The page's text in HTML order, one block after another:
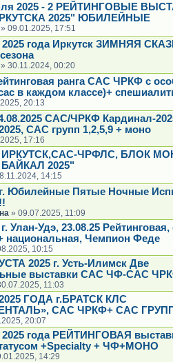
2025 - 2 РЕЙТИНГОВЫЕ
2025" ЮБИЛЕЙНЫЕ
09.01.2025, 17:51
2025 года Иркутск ЗИМНЯЯ
30.11.2024, 00:20
ранга САС ЧРКФ с
в каждом классе)+
20:13
САС/ЧРКФ Кардинал-
САС групп 1,2,5,9 + моно
17:16
ИРКУТСК,САС-ЧРФЛС, БЛОК
2025"
14:15
Юбилейные Пятые Ночные
» 09.07.2025, 11:09
Улан-Удэ, 23.08.25
национальная, Чемпион Феде
10:15
2025 г. Усть-Илимск Две
выставки САС ЧФ-САС
11:03
ГОДА г.БРАТСК КЛС
САС ЧРКФ+ САС
20:07
2025 года РЕЙТИНГОВАЯ
+Specialty + ЧФ+МОНО
14:29